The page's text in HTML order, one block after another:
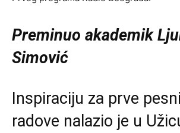
Preminuo akademik
Simović
Inspiraciju za prve
radove nalazio je u